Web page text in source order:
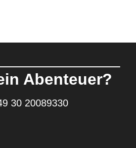
Abenteuer?
30 20089330